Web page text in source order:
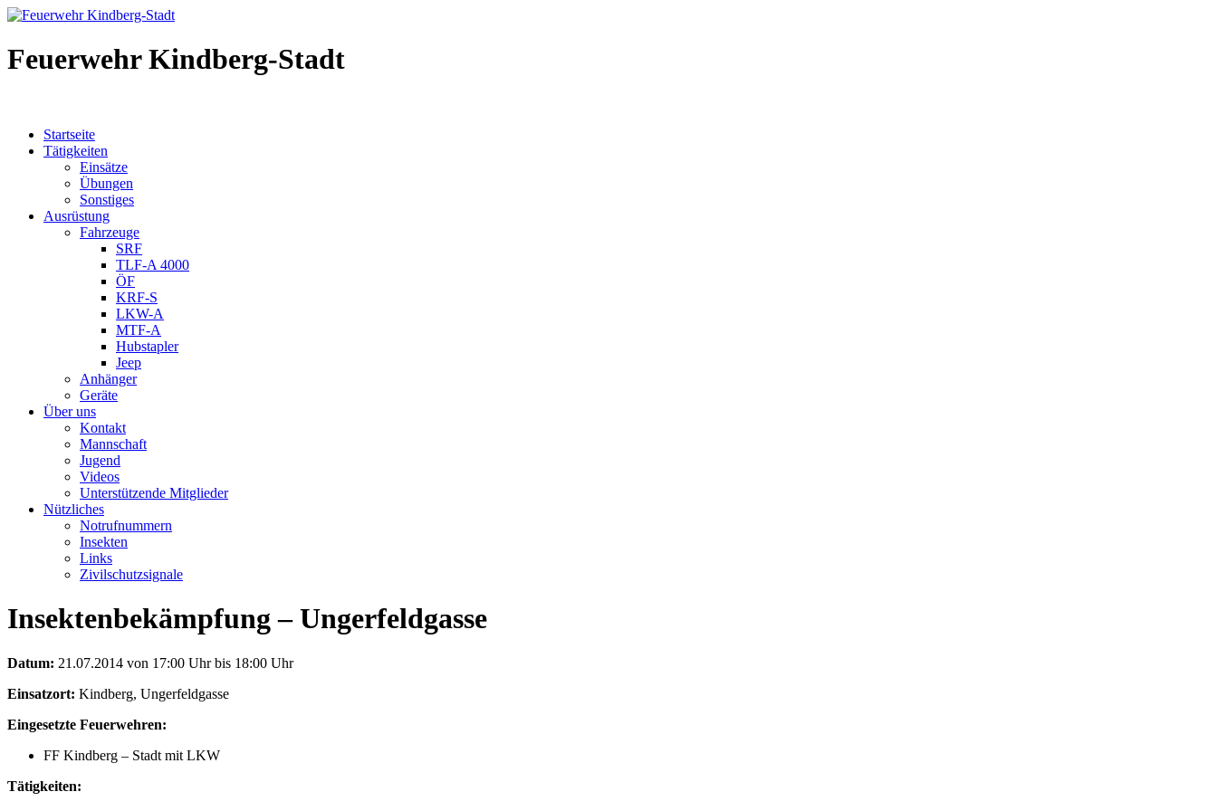
Feuerwehr Kindberg-Stadt
Startseite
Tätigkeiten
Einsätze
Übungen
Sonstiges
Ausrüstung
Fahrzeuge
SRF
TLF-A 4000
ÖF
KRF-S
LKW-A
MTF-A
Hubstapler
Jeep
Anhänger
Geräte
Über uns
Kontakt
Mannschaft
Jugend
Videos
Unterstützende Mitglieder
Nützliches
Notrufnummern
Insekten
Links
Zivilschutzsignale
Insektenbekämpfung – Ungerfeldgasse
Datum: 21.07.2014 von 17:00 Uhr bis 18:00 Uhr
Einsatzort: Kindberg, Ungerfeldgasse
Eingesetzte Feuerwehren:
FF Kindberg – Stadt mit LKW
Tätigkeiten: